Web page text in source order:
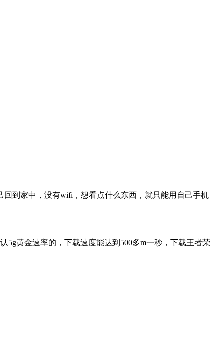
到家中，没有wifi，想看点什么东西，就只能用自己手机
5g黄金速率的，下载速度能达到500多m一秒，下载王者荣